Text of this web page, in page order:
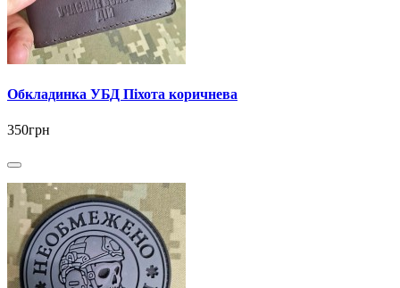
Обкладинка УБД Піхота коричнева
350грн